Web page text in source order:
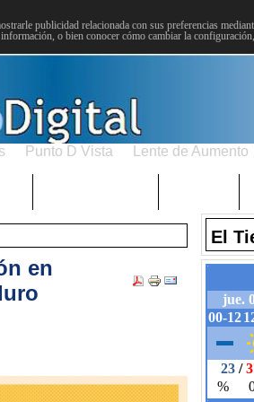
publicidad relacionada con sus preferencias
o bien conocer cómo cambiar la
Punto D Vista Lente de Aumento
en
El